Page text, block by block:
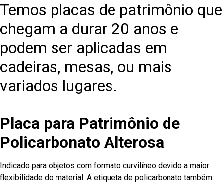
Temos placas de patrimônio que
chegam a durar 20 anos e
podem ser aplicadas em
cadeiras, mesas, ou mais
variados lugares.
Placa para Patrimônio de
Policarbonato Alterosa
Indicado para objetos com formato curvilíneo devido a maior
flexibilidade do material. A etiqueta de policarbonato também